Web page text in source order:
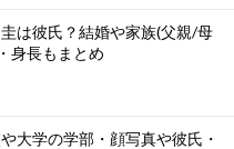
は彼氏？結婚や家族(父親/母
身長もまとめ
大学の学部・顔写真や彼氏・